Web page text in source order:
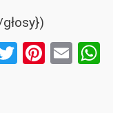
F T Pi E